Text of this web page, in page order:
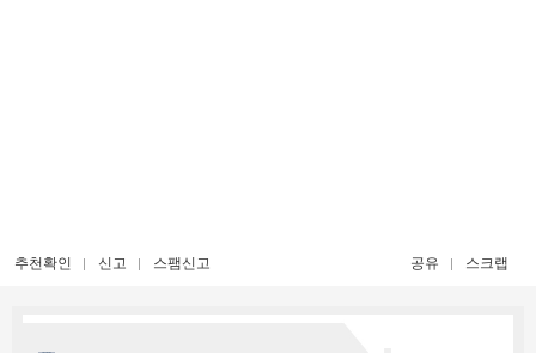
추천확인 신고 스팸신고 공유 스크랩